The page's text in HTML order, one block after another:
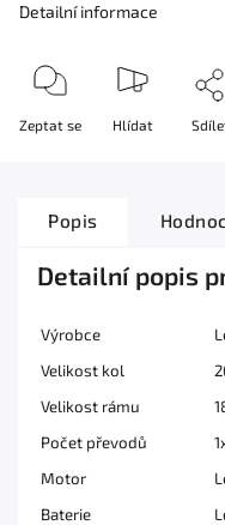
Detailní informace
Zeptat se Hlídat
Popis
Detailní popis
Výrobce
Velikost kol
Velikost rámu
Počet převodů
Motor
Baterie